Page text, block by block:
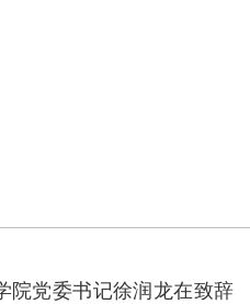
院党委书记徐润龙在致辞